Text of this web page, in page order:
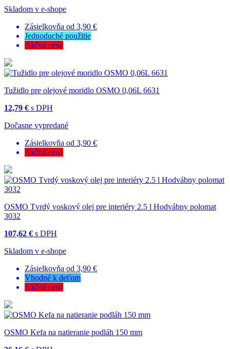
Skladom v e-shope
Zásielkovňa od 3,90 €
Jednoduché použitie
Akčná cena
Tužidlo pre olejové moridlo OSMO 0,06L 6631
12,79 € s DPH
Dočasne vypredané
Zásielkovňa od 3,90 €
Akčná cena
OSMO Tvrdý voskový olej pre interiéry 2.5 l Hodvábny polomat
3032
107,62 € s DPH
Skladom v e-shope
Zásielkovňa od 3,90 €
Vhodné k deťom
Akčná cena
OSMO Kefa na natieranie podláh 150 mm